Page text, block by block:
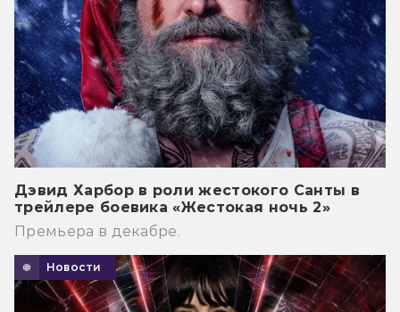
Дэвид Харбор в роли жестокого Санты в
трейлере боевика «Жестокая ночь 2»
Премьера в декабре.
Новости